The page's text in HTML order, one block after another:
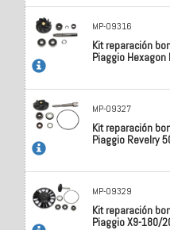
MP-09316
Kit reparación
Piaggio Hexagon
MP-09327
Kit reparación
Piaggio Revelry
MP-09329
Kit reparación
Piaggio X9-180/